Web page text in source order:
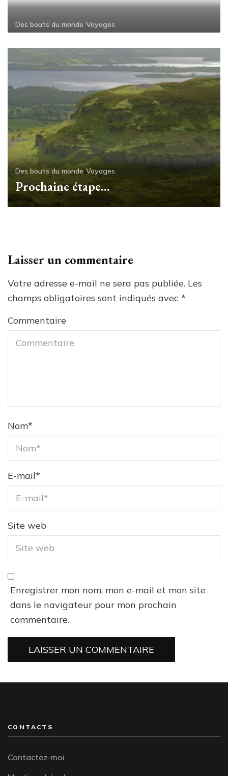
Des bouts du monde Voyages
Des bouts du monde Voyages
Prochaine étape…
Laisser un commentaire
Votre adresse e-mail ne sera pas publiée. Les
champs obligatoires sont indiqués avec *
Commentaire
Nom*
E-mail*
Site web
Enregistrer mon nom, mon e-mail et mon site
dans le navigateur pour mon prochain
commentaire.
CONTACTS
Contactez-moi